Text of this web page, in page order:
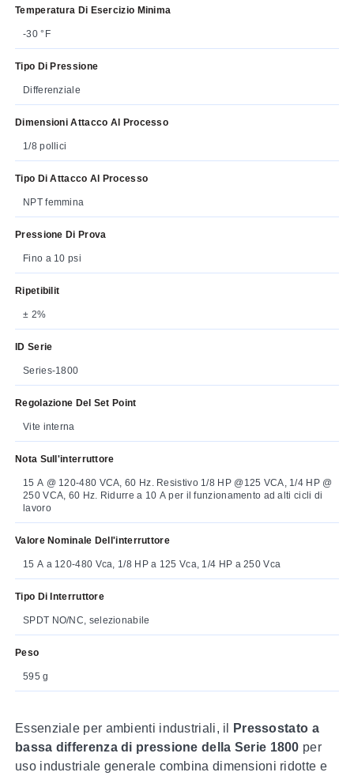
Temperatura Di Esercizio Minima
-30 °F
Tipo Di Pressione
Differenziale
Dimensioni Attacco Al Processo
1/8 pollici
Tipo Di Attacco Al Processo
NPT femmina
Pressione Di Prova
Fino a 10 psi
Ripetibilit
± 2%
ID Serie
Series-1800
Regolazione Del Set Point
Vite interna
Nota Sull'interruttore
15 A @ 120-480 VCA, 60 Hz. Resistivo 1/8 HP @125 VCA, 1/4 HP @
250 VCA, 60 Hz. Ridurre a 10 A per il funzionamento ad alti cicli di
lavoro
Valore Nominale Dell'interruttore
15 A a 120-480 Vca, 1/8 HP a 125 Vca, 1/4 HP a 250 Vca
Tipo Di Interruttore
SPDT NO/NC, selezionabile
Peso
595 g
Essenziale per ambienti industriali, il
Pressostato a
bassa differenza di pressione della Serie 1800 per
uso industriale generale combina dimensioni ridotte e